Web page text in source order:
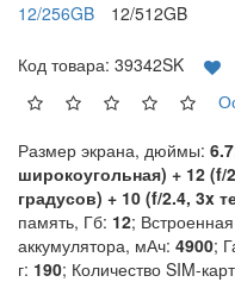
12/256GB 12/512GB
Код товара: 39342SK
Размер экрана, дюймы: 6.7
широкоугольная) + 12
градусов) + 10 (f/2.4, 3x
память, Гб: 12;
аккумулятора, мАч: 4900;
г: 190; Количество SIM-